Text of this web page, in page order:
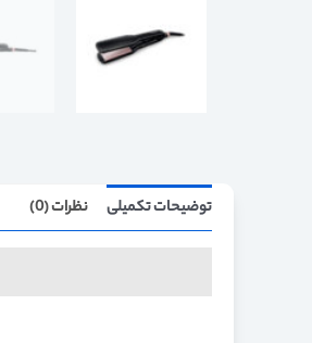
توضیحات تکمیلی نظرات (0)